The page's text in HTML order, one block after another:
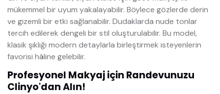
mükemmel bir uyum yakalayabilir. Böylece gözlerde derin
ve gizemli bir etki sağlanabilir. Dudaklarda nude tonlar
tercih edilerek dengeli bir stil oluşturulabilir. Bu model,
klasik şıklığı modern detaylarla birleştirmek isteyenlerin
favorisi hâline gelebilir.
Profesyonel Makyaj için Randevunuzu
Clinyo'dan Alın!